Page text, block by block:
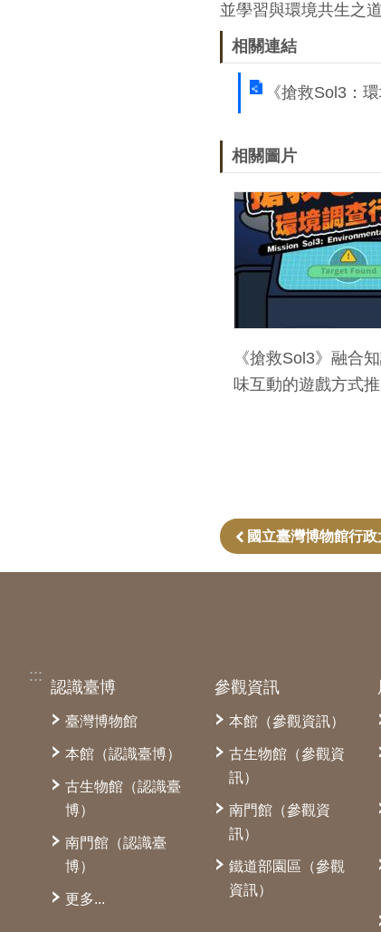
並學習與環境共生之道
相關連結
《搶救Sol3：
相關圖片
《搶救Sol3》融合
味互動的遊戲方式
國立臺灣博物館行
:::
認識臺博
臺灣博物館
本館（認識臺博）
古生物館（認識臺
博）
南門館（認識臺
博）
更多...
參觀資訊
本館（參觀資訊）
古生物館（參觀資
訊）
南門館（參觀資
訊）
鐵道部園區（參觀
資訊）